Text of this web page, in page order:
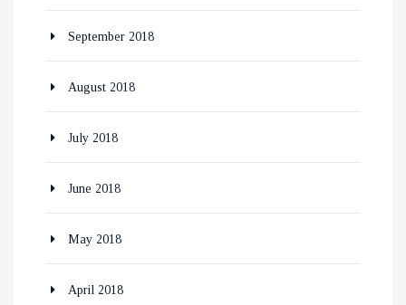
September 2018
August 2018
July 2018
June 2018
May 2018
April 2018